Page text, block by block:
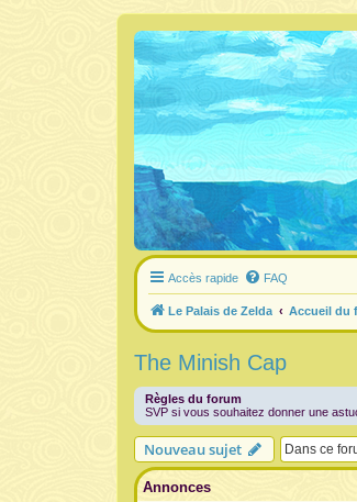
Accès rapide FAQ
Le Palais de Zelda Accueil du
The Minish Cap
Règles du forum
SVP si vous souhaitez donner une
Nouveau sujet
Annonces